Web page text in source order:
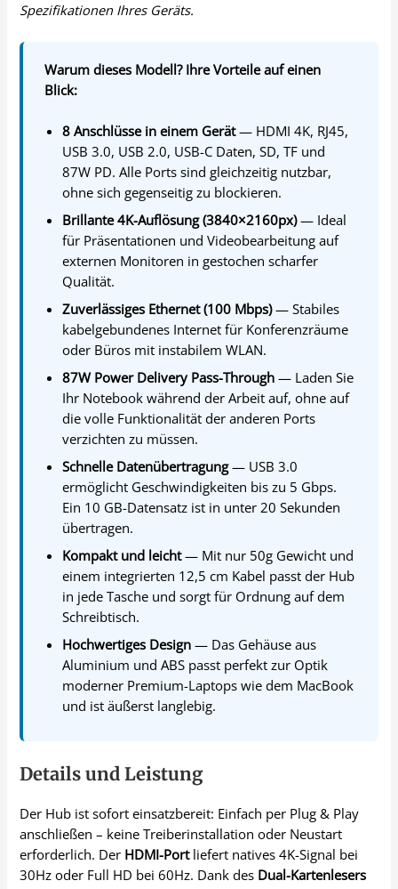
Spezifikationen Ihres Geräts.
Warum dieses Modell? Ihre Vorteile auf einen
Blick:
8 Anschlüsse in einem Gerät— HDMI 4K, RJ45,
USB 3.0, USB 2.0, USB-C Daten, SD, TF und
87W PD. Alle Ports sind gleichzeitig nutzbar,
ohne sich gegenseitig zu blockieren.
Brillante 4K-Auflösung (3840×2160px)— Ideal
für Präsentationen und Videobearbeitung auf
externen Monitoren in gestochen scharfer
Qualität.
Zuverlässiges Ethernet (100 Mbps)— Stabiles
kabelgebundenes Internet für Konferenzräume
oder Büros mit instabilem WLAN.
87W Power Delivery Pass-Through — Laden Sie
Ihr Notebook während der Arbeit auf, ohne auf
die volle Funktionalität der anderen Ports
verzichten zu müssen.
Schnelle Datenübertragung— USB 3.0
ermöglicht Geschwindigkeiten bis zu 5 Gbps.
Ein 10 GB-Datensatz ist in unter 20 Sekunden
übertragen.
Kompakt und leicht— Mit nur 50g Gewicht und
einem integrierten 12,5 cm Kabel passt der Hub
in jede Tasche und sorgt für Ordnung auf dem
Schreibtisch.
Hochwertiges Design — Das Gehäuse aus
Aluminium und ABS passt perfekt zur Optik
moderner Premium-Laptops wie dem MacBook
und ist äußerst langlebig.
Details und Leistung
Der Hub ist sofort einsatzbereit: Einfach per Plug & Play
anschließen – keine Treiberinstallation oder Neustart
erforderlich. Der HDMI-Portliefert natives 4K-Signal bei
30Hz oder Full HD bei 60Hz. Dank des Dual-Kartenlesers